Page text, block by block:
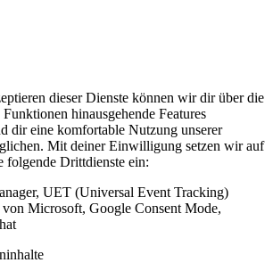
dieser Dienste können wir dir über die
hinausgehende Features
dir eine komfortable Nutzung unserer
Mit deiner Einwilligung setzen wir auf
folgende Drittdienste ein:
UET (Universal Event Tracking)
Microsoft, Google Consent Mode,